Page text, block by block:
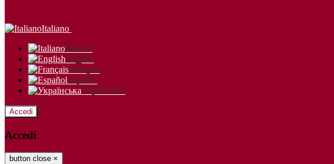
Italiano
Italiano
English
Français
Español
Українська
Accedi
Accedi
button close ×